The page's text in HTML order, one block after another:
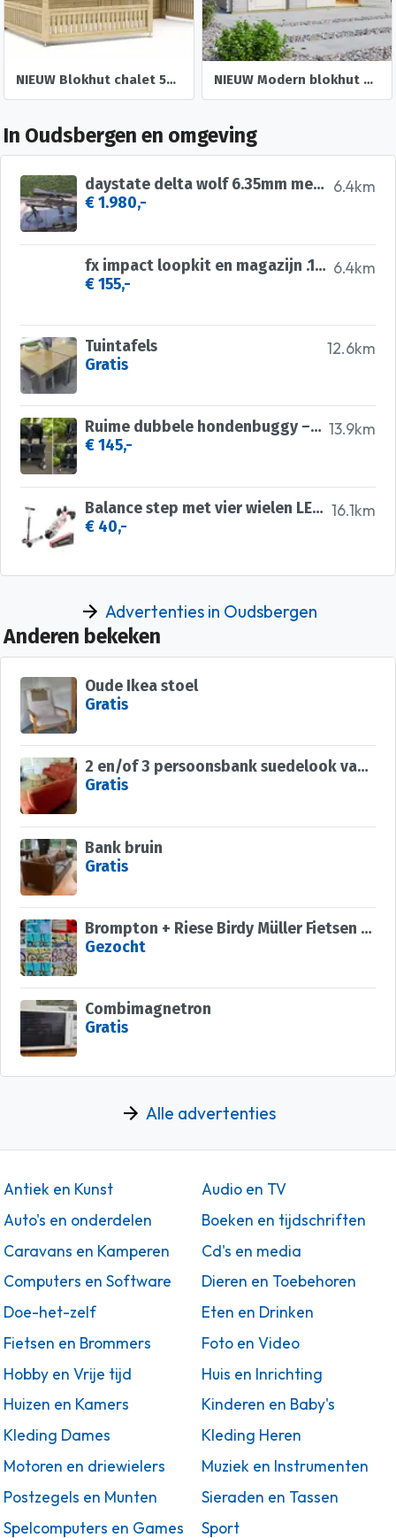
NIEUW Blokhut chalet 50mm: 5×5+3 NIEUW Modern blokhut Belmont 1
In Oudsbergen en omgeving
6.4km
daystate delta wolf 6.35mm met vector optics continental
€ 1.980,-
6.4km
fx impact loopkit en magazijn .177
€ 155,-
12.6km
Tuintafels
Gratis
13.9km
Ruime dubbele hondenbuggy – opvouwbaar en praktisch! 🐾
€ 145,-
16.1km
Balance step met vier wielen LED knipsels
€ 40,-
Advertenties in Oudsbergen
Anderen bekeken
Oude Ikea stoel
Gratis
2 en/of 3 persoonsbank suedelook van stof
Gratis
Bank bruin
Gratis
Brompton + Riese Birdy Müller Fietsen voor de Boot
Gezocht
Combimagnetron
Gratis
Alle advertenties
Antiek en Kunst
Audio en TV
Auto's en onderdelen
Boeken en tijdschriften
Caravans en Kamperen
Cd's en media
Computers en Software
Dieren en Toebehoren
Doe-het-zelf
Eten en Drinken
Fietsen en Brommers
Foto en Video
Hobby en Vrije tijd
Huis en Inrichting
Huizen en Kamers
Kinderen en Baby's
Kleding Dames
Kleding Heren
Motoren en driewielers
Muziek en Instrumenten
Postzegels en Munten
Sieraden en Tassen
Spelcomputers en Games
Sport